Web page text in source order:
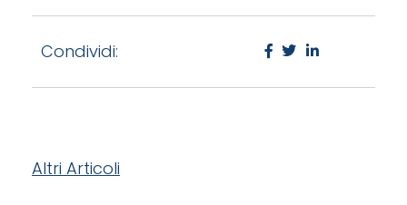
Condividi:
Altri Articoli